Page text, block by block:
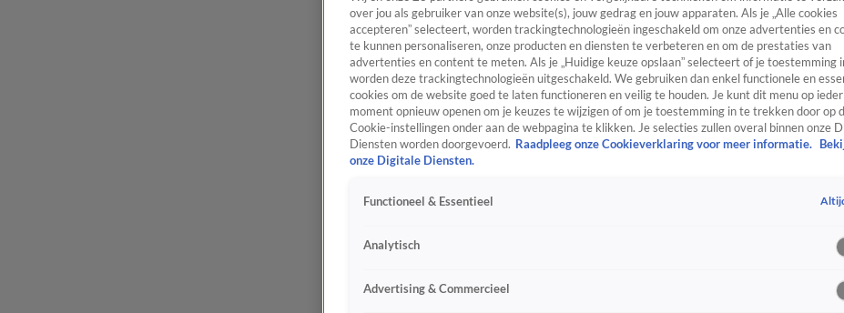
over jou als gebruiker van onze website(s), jouw gedrag en jouw apparaten. Als je „Alle cookies
accepteren” selecteert, worden trackingtechnologieën ingeschakeld om onze advertenties en
te kunnen personaliseren, onze producten en diensten te verbeteren en om de prestaties van
advertenties en content te meten. Als je „Huidige keuze opslaan” selecteert of je toestemming
worden deze trackingtechnologieën uitgeschakeld. We gebruiken dan enkel functionele en
cookies om de website goed te laten functioneren en veilig te houden. Je kunt dit menu op ieder
moment opnieuw openen om je keuzes te wijzigen of om je toestemming in te trekken door op
Cookie-instellingen onder aan de webpagina te klikken. Je selecties zullen overal binnen onze
Diensten worden doorgevoerd. Raadpleeg onze Cookieverklaring voor meer informatie.
onze Digitale Diensten.
Functioneel & Essentieel
Analytisch
Advertising & Commercieel